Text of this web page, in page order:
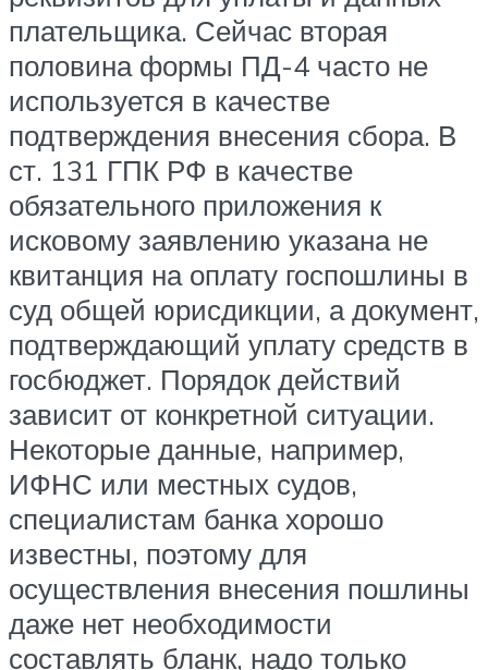
плательщика. Сейчас вторая
половина формы ПД-4 часто не
используется в качестве
подтверждения внесения сбора. В
ст. 131 ГПК РФ в качестве
обязательного приложения к
исковому заявлению указана не
квитанция на оплату госпошлины в
суд общей юрисдикции, а документ,
подтверждающий уплату средств в
госбюджет. Порядок действий
зависит от конкретной ситуации.
Некоторые данные, например,
ИФНС или местных судов,
специалистам банка хорошо
известны, поэтому для
осуществления внесения пошлины
даже нет необходимости
составлять бланк, надо только